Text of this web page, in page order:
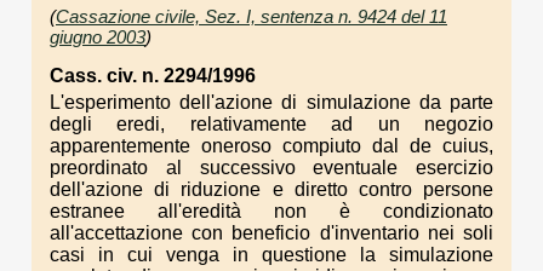
(Cassazione civile, Sez. I, sentenza n. 9424 del 11
giugno 2003)
Cass. civ. n. 2294/1996
L'esperimento dell'azione di simulazione da parte
degli eredi, relativamente ad un negozio
apparentemente oneroso compiuto dal de cuius,
preordinato al successivo eventuale esercizio
dell'azione di riduzione e diretto contro persone
estranee all'eredità non è condizionato
all'accettazione con beneficio d'inventario nei soli
casi in cui venga in questione la simulazione